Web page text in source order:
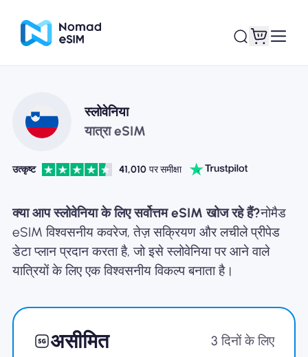
लॉगइन साइनअप
ई-सिम के बारे में
स्लोवेनिया
यात्रा eSIM
उत्कृष्ट 41,010 पर समीक्षा
क्या आप स्लोवेनिया के लिए सर्वोत्तम eSIM खोज रहे हैं?नोमैड
eSIM विश्वसनीय कवरेज, तेज़ सक्रियण और लचीले प्रीपेड
डेटा प्लान प्रदान करता है, जो इसे स्लोवेनिया पर आने वाले
यात्रियों के लिए एक विश्वसनीय विकल्प बनाता है।
असीमित 3 दिनों के लिए